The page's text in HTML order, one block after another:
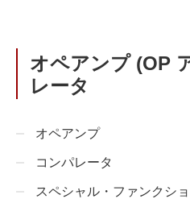
オペアンプ (OP
レータ
オペアンプ
コンパレータ
スペシャル・ファンクシ